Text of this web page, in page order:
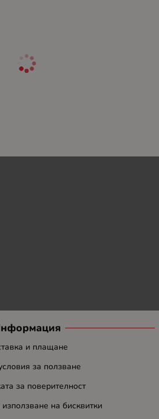
и плащане
за ползване
за поверителност
на бисквитки